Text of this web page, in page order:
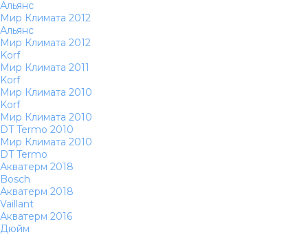
Альянс
Мир Климата 2012
Альянс
Мир Климата 2012
Korf
Мир Климата 2011
Korf
Мир Климата 2010
Korf
Мир Климата 2010
DT Termo 2010
Мир Климата 2010
DT Termo
Акватерм 2018
Bosch
Акватерм 2018
Vaillant
Акватерм 2016
Дюйм